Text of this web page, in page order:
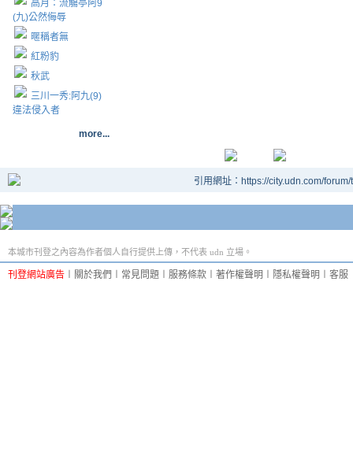
高月：流觴亭阿9
(九)公然侮辱
暱稱者無
紅粉豹
秋武
三川一秀:阿九(9)
違法侵入者
more...
引用網址：https://city.udn.com/
本城市刊登之內容為作者個人自行提供上傳，不代表 udn 立場。
刊登網站廣告 關於我們 常見問題 服務條款 著作權聲明 隱私權聲明 客服